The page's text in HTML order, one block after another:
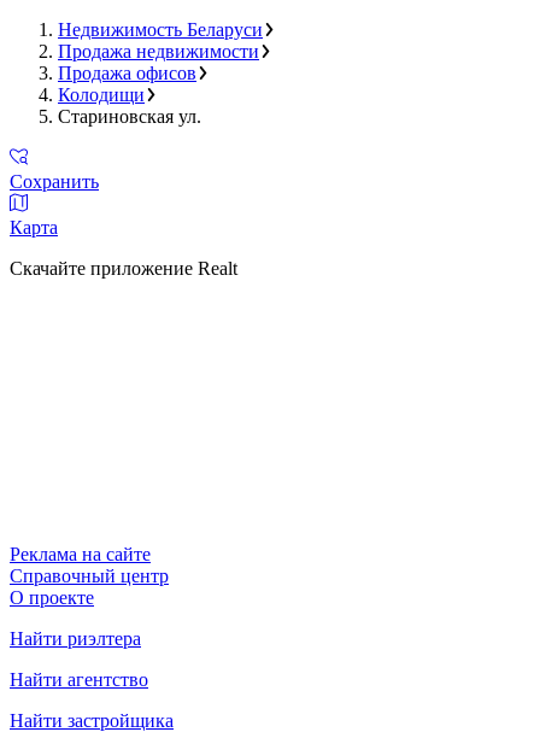
Недвижимость Беларуси
Продажа недвижимости
Продажа офисов
Колодищи
Стариновская ул.
Сохранить
Карта
Скачайте приложение Realt
Реклама на сайте
Справочный центр
О проекте
Найти риэлтера
Найти агентство
Найти застройщика